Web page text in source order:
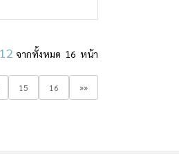
12 จากทั้งหมด 16 หน้า
15 16 »»